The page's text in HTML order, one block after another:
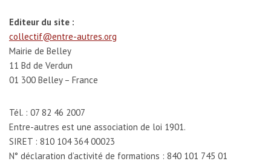
Editeur du site :
collectif@entre-autres.org
Mairie de Belley
11 Bd de Verdun
01 300 Belley – France
Tél. : 07 82 46 2007
Entre-autres est une association de loi 1901.
SIRET : 810 104 364 00023
N° déclaration d’activité de formations : 840 101 745 01